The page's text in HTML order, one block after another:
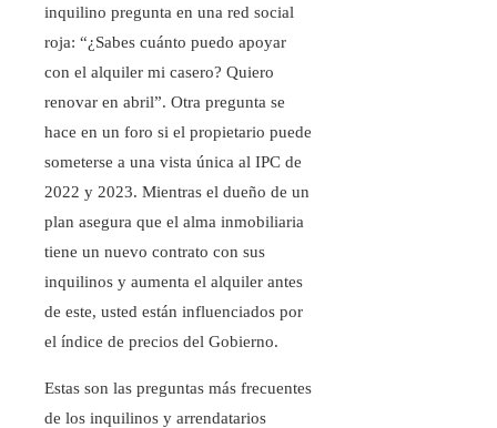
inquilino pregunta en una red social
roja: “¿Sabes cuánto puedo apoyar
con el alquiler mi casero? Quiero
renovar en abril”. Otra pregunta se
hace en un foro si el propietario puede
someterse a una vista única al IPC de
2022 y 2023. Mientras el dueño de un
plan asegura que el alma inmobiliaria
tiene un nuevo contrato con sus
inquilinos y aumenta el alquiler antes
de este, usted están influenciados por
el índice de precios del Gobierno.
Estas son las preguntas más frecuentes
de los inquilinos y arrendatarios